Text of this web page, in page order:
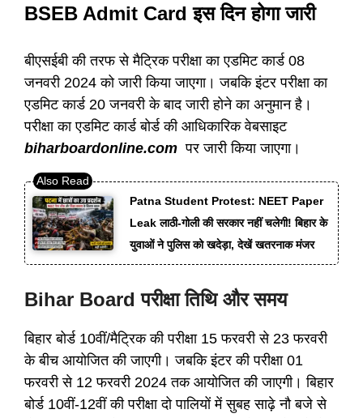
BSEB Admit Card इस दिन होगा जारी
बीएसईबी की तरफ से मैट्रिक परीक्षा का एडमिट कार्ड 08
जनवरी 2024 को जारी किया जाएगा। जबकि इंटर परीक्षा का
एडमिट कार्ड 20 जनवरी के बाद जारी होने का अनुमान है।
परीक्षा का एडमिट कार्ड बोर्ड की आधिकारिक वेबसाइट
biharboardonline.com पर जारी किया जाएगा।
Patna Student Protest: NEET Paper
Leak लाठी-गोली की सरकार नहीं चलेगी! बिहार के
युवाओं ने पुलिस को खदेड़ा, देखें खतरनाक मंजर
Bihar Board परीक्षा तिथि और समय
बिहार बोर्ड 10वीं/मैट्रिक की परीक्षा 15 फरवरी से 23 फरवरी
के बीच आयोजित की जाएगी। जबकि इंटर की परीक्षा 01
फरवरी से 12 फरवरी 2024 तक आयोजित की जाएगी। बिहार
बोर्ड 10वीं-12वीं की परीक्षा दो पालियों में सुबह साढ़े नौ बजे से